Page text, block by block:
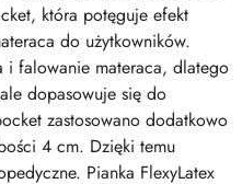
która potęguje efekt
do użytkowników.
i falowanie materaca, dlatego
dopasowuje się do
zastosowano dodatkowo
4 cm. Dzięki temu
Pianka FlexyLatex